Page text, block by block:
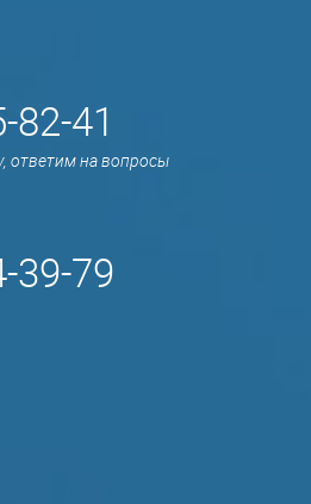
82-41
ответим на вопросы
39-79